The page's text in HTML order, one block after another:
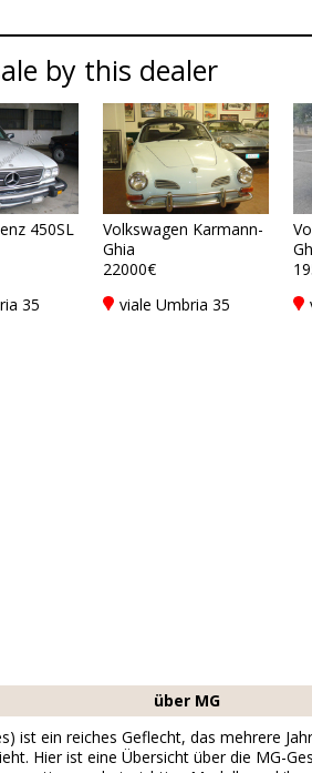
by this dealer
450SL
35
Volkswagen Karmann-
Ghia
22000€
viale Umbria 35
über MG
ist ein reiches Geflecht, das mehrere
Hier ist eine Übersicht über die MG-